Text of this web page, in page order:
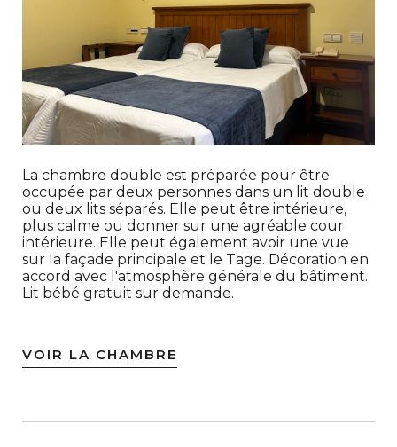
La chambre double est préparée pour être
occupée par deux personnes dans un lit double
ou deux lits séparés. Elle peut être intérieure,
plus calme ou donner sur une agréable cour
intérieure. Elle peut également avoir une vue
sur la façade principale et le Tage. Décoration en
accord avec l'atmosphère générale du bâtiment.
Lit bébé gratuit sur demande.
VOIR LA CHAMBRE